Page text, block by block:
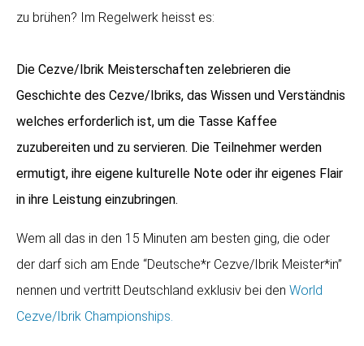
zu brühen? Im Regelwerk heisst es:
Die Cezve/Ibrik Meisterschaften zelebrieren die
Geschichte des Cezve/Ibriks, das Wissen und Verständnis
welches erforderlich ist, um die Tasse Kaffee
zuzubereiten und zu servieren. Die Teilnehmer werden
ermutigt, ihre eigene kulturelle Note oder ihr eigenes Flair
in ihre Leistung einzubringen.
Wem all das in den 15 Minuten am besten ging, die oder
der darf sich am Ende “Deutsche*r Cezve/Ibrik Meister*in”
nennen und vertritt Deutschland exklusiv bei den World
Cezve/Ibrik Championships.